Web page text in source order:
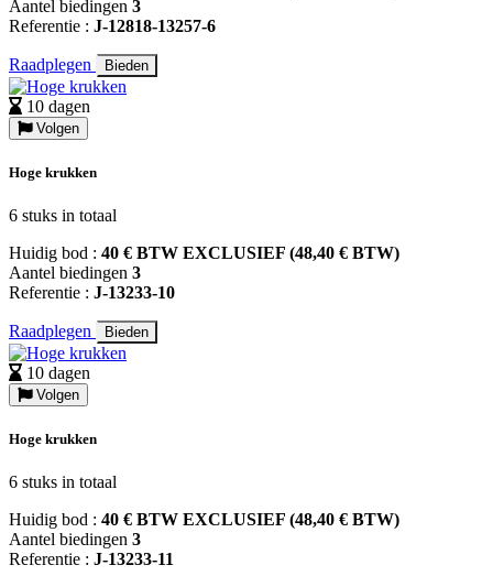
Aantel biedingen 3
Referentie : J-12818-13257-6
Raadplegen Bieden
10 dagen
Volgen
Hoge krukken
6 stuks in totaal
Huidig bod : 40 € BTW EXCLUSIEF (48,40 € BTW)
Aantel biedingen 3
Referentie : J-13233-10
Raadplegen Bieden
10 dagen
Volgen
Hoge krukken
6 stuks in totaal
Huidig bod : 40 € BTW EXCLUSIEF (48,40 € BTW)
Aantel biedingen 3
Referentie : J-13233-11